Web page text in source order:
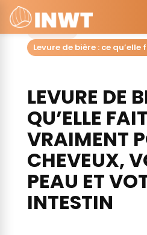
Accueil
Levure de bière : ce
LEVURE DE
QU’ELLE FAIT
VRAIMENT
CHEVEUX,
PEAU ET
INTESTIN